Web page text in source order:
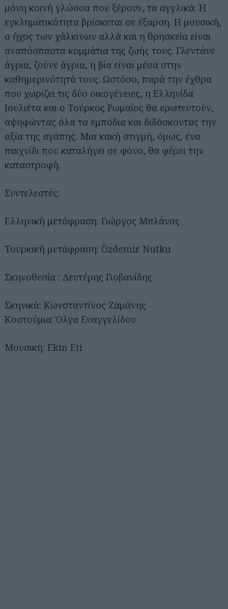
μόνη κοινή γλώσσα που ξέρουν, τα αγγλικά. Η
εγκληματικότητα βρίσκεται σε έξαρση. Η μουσική,
ο ήχος των χάλκινων αλλά και η θρησκεία είναι
αναπόσπαστα κομμάτια της ζωής τους. Γλεντάνε
άγρια, ζούνε άγρια, η βία είναι μέσα στην
καθημερινότητά τους. Ωστόσο, παρά την έχθρα
που χωρίζει τις δύο οικογένειες, η Ελληνίδα
Ιουλιέτα και ο Τούρκος Ρωμαίος θα ερωτευτούν,
αψηφώντας όλα τα εμπόδια και διδάσκοντας την
αξία της αγάπης. Μια κακή στιγμή, όμως, ένα
παιχνίδι που καταλήγει σε φόνο, θα φέρει την
καταστροφή.
Συντελεστές:
Ελληνική μετάφραση: Γιώργος Μπλάνας
Τουρκική μετάφραση: Özdemir Nutku
Σκηνοθεσία : Λευτέρης Γιοβανίδης
Σκηνικά: Κωνσταντίνος Ζαμάνης
Κοστούμια: Όλγα Ευαγγελίδου
Μουσική: Ekin Eti